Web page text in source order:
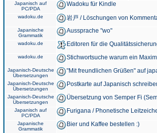
Japanisch auf
PC/PDA
Wadoku für Kindle
wadoku.de 岩戸 / Löschungen von
Japanische
Grammatik
Aussprache "wo"
wadoku.de Editoren für die
wadoku.de Stichwortsuche warum ein
Japanisch-Deutsche
Übersetzungen
"Mit freundlichen Grüßen" auf
Japanisch-Deutsche
Übersetzungen
Postkarte auf Japanisch
Japanisch-Deutsche
Übersetzungen
Übersetzung von Semper Fi
Japanisch auf
PC/PDA
Furigana / Phonetische
Japanische
Grammatik
Bier und Kaffee bestellen :)